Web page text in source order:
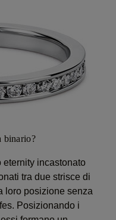
binario?
incastonato
tra due strisce di
loro posizione senza
Posizionando i